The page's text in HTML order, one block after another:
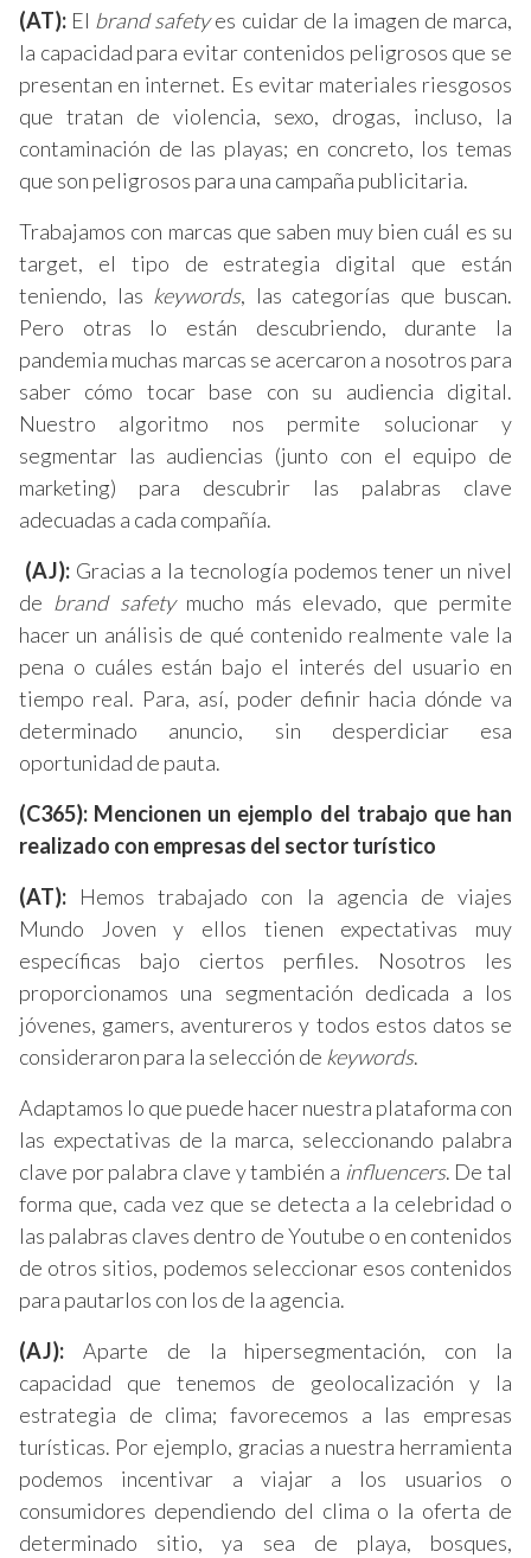
(AT): El brand safetyes cuidar de la imagen de marca,
la capacidad para evitar contenidos peligrosos que se
presentan en internet. Es evitar materiales riesgosos
que tratan de violencia, sexo, drogas, incluso, la
contaminación de las playas; en concreto, los temas
que son peligrosos para una campaña publicitaria.
Trabajamos con marcas que saben muy bien cuál es su
target, el tipo de estrategia digital que están
teniendo, las keywords, las categorías que buscan.
Pero otras lo están descubriendo, durante la
pandemia muchas marcas se acercaron a nosotros para
saber cómo tocar base con su audiencia digital.
Nuestro algoritmo nos permite solucionar y
segmentar las audiencias (junto con el equipo de
marketing) para descubrir las palabras clave
adecuadas a cada compañía.
(AJ):Gracias a la tecnología podemos tener un nivel
de brand safetymucho más elevado, que permite
hacer un análisis de qué contenido realmente vale la
pena o cuáles están bajo el interés del usuario en
tiempo real. Para, así, poder definir hacia dónde va
determinado anuncio, sin desperdiciar esa
oportunidad de pauta.
(C365): Mencionen un ejemplo del trabajo que han
realizado con empresas del sector turístico
(AT): Hemos trabajado con la agencia de viajes
Mundo Joven y ellos tienen expectativas muy
específicas bajo ciertos perfiles. Nosotros les
proporcionamos una segmentación dedicada a los
jóvenes, gamers, aventureros y todos estos datos se
consideraron para la selección de keywords.
Adaptamos lo que puede hacer nuestra plataforma con
las expectativas de la marca, seleccionando palabra
clave por palabra clave y también a influencers. De tal
forma que, cada vez que se detecta a la celebridad o
las palabras claves dentro de Youtube o en contenidos
de otros sitios, podemos seleccionar esos contenidos
para pautarlos con los de la agencia.
(AJ): Aparte de la hipersegmentación, con la
capacidad que tenemos de geolocalización y la
estrategia de clima; favorecemos a las empresas
turísticas. Por ejemplo, gracias a nuestra herramienta
podemos incentivar a viajar a los usuarios o
consumidores dependiendo del clima o la oferta de
determinado sitio, ya sea de playa, bosques,